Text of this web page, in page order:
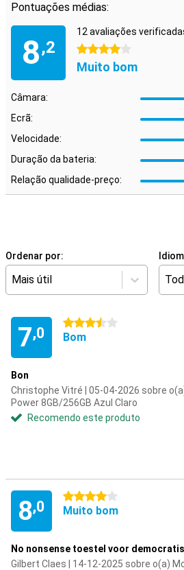
Pontuações médias:
8,2
12 avaliações
4 estrelas
Muito bom
Câmara:
Ecrã:
Velocidade:
Duração da bateria:
Relação qualidade-preço:
Ordenar por:
Mais útil
7,0
3.5 estrelas
Bom
Bon
Christophe Vitré | 05-04-2026 sobre
Power 8GB/256GB Azul Claro
Recomendo este produto
8,0
4 estrelas
Muito bom
No nonsense toestel voor
Gilbert Claes | 14-12-2025 sobre o(a)